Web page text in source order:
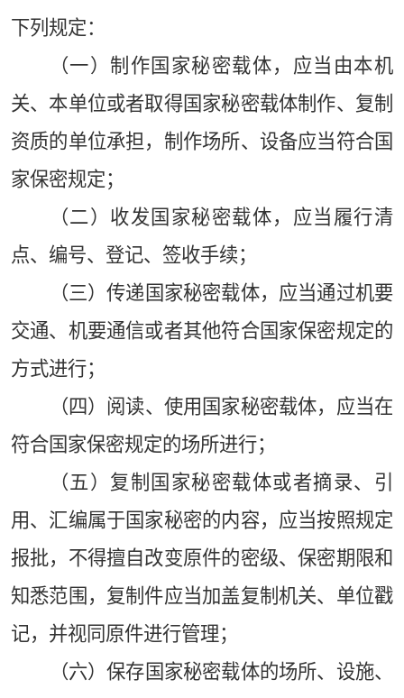
下列规定：
（一）制作国家秘密载体，应当由本机
关、本单位或者取得国家秘密载体制作、复制
资质的单位承担，制作场所、设备应当符合国
家保密规定；
（二）收发国家秘密载体，应当履行清
点、编号、登记、签收手续；
（三）传递国家秘密载体，应当通过机要
交通、机要通信或者其他符合国家保密规定的
方式进行；
（四）阅读、使用国家秘密载体，应当在
符合国家保密规定的场所进行；
（五）复制国家秘密载体或者摘录、引
用、汇编属于国家秘密的内容，应当按照规定
报批，不得擅自改变原件的密级、保密期限和
知悉范围，复制件应当加盖复制机关、单位戳
记，并视同原件进行管理；
（六）保存国家秘密载体的场所、设施、